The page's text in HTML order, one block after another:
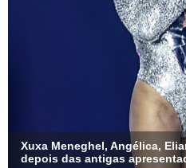
Xuxa Meneghel, Angélica,
depois das antigas